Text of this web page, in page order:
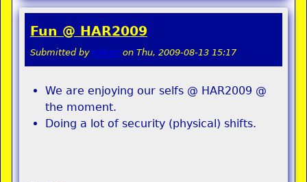
Fun @ HAR2009
Submitted by pokon on Thu, 2009-08-13 15:17
We are enjoying our selfs @ HAR2009 @
the moment.
Doing a lot of security (physical) shifts.